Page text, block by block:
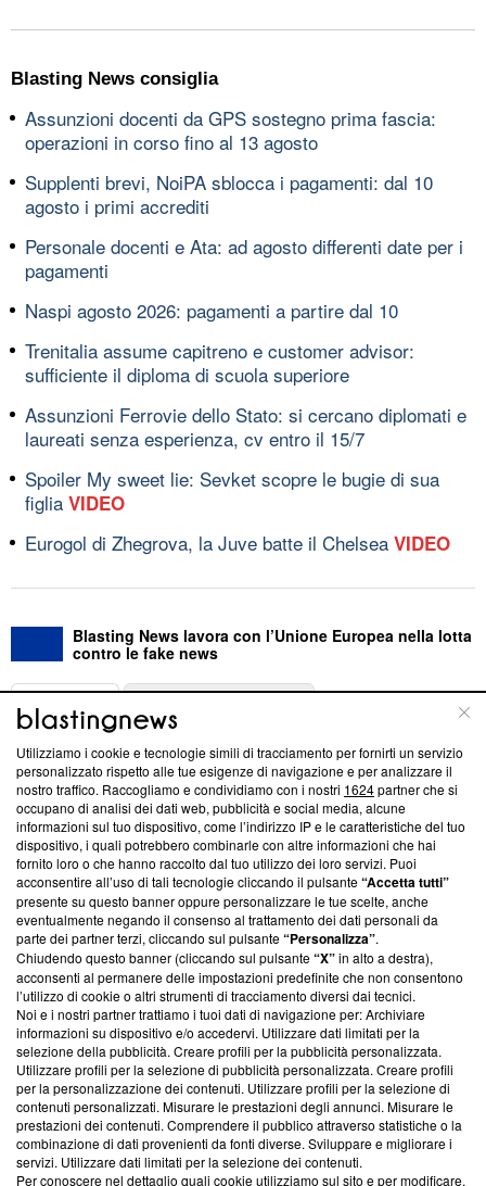
Blasting News consiglia
Assunzioni docenti da GPS sostegno prima fascia:
operazioni in corso fino al 13 agosto
Supplenti brevi, NoiPA sblocca i pagamenti: dal 10
agosto i primi accrediti
Personale docenti e Ata: ad agosto differenti date per i
pagamenti
Naspi agosto 2026: pagamenti a partire dal 10
Trenitalia assume capitreno e customer advisor:
sufficiente il diploma di scuola superiore
Assunzioni Ferrovie dello Stato: si cercano diplomati e
laureati senza esperienza, cv entro il 15/7
Spoiler My sweet lie: Sevket scopre le bugie di sua
figlia VIDEO
Eurogol di Zhegrova, la Juve batte il Chelsea VIDEO
Blasting News lavora con l’Unione Europea nella lotta
contro le fake news
ABOUT
Questa sezione offre informazioni trasparenti su Blasting
News, sui nostri processi editoriali e su come ci impegniamo a
creare news di qualità. Inoltre, afferma la nostra aderenza a
‘Trust Project - News with Integrity’Blasting News non è
ancora membro del programma, ma ha richiesto di farne
parte; Trust Project non ha ancora effettuato una verifica di
conformità agli standard.
Su di noi
Team editoriale
Corporate
Redazione
Informativa Privacy
Cookie Policy
Blasting SA, IDI CHE-247.845.224, Via Carlo Frasca, 3 - 6900
Utilizziamo i cookie e tecnologie simili di tracciamento per fornirti un servizio
personalizzato rispetto alle tue esigenze di navigazione e per analizzare il
nostro traffico. Raccogliamo e condividiamo con i nostri 1624partner che si
occupano di analisi dei dati web, pubblicità e social media, alcune
informazioni sul tuo dispositivo, come l’indirizzo IP e le caratteristiche del tuo
dispositivo, i quali potrebbero combinarle con altre informazioni che hai
fornito loro o che hanno raccolto dal tuo utilizzo dei loro servizi. Puoi
acconsentire all’uso di tali tecnologie cliccando il pulsante“Accetta tutti”
presente su questo banner oppure personalizzare le tue scelte, anche
eventualmente negando il consenso al trattamento dei dati personali da
parte dei partner terzi, cliccando sul pulsante“Personalizza”.
Chiudendo questo banner (cliccando sul pulsante“X”in alto a destra),
acconsenti al permanere delle impostazioni predefinite che non consentono
l’utilizzo di cookie o altri strumenti di tracciamento diversi dai tecnici.
Noi e i nostri partner trattiamo i tuoi dati di navigazione per: Archiviare
informazioni su dispositivo e/o accedervi. Utilizzare dati limitati per la
selezione della pubblicità. Creare profili per la pubblicità personalizzata.
Utilizzare profili per la selezione di pubblicità personalizzata. Creare profili
per la personalizzazione dei contenuti. Utilizzare profili per la selezione di
contenuti personalizzati. Misurare le prestazioni degli annunci. Misurare le
prestazioni dei contenuti. Comprendere il pubblico attraverso statistiche o la
combinazione di dati provenienti da fonti diverse. Sviluppare e migliorare i
servizi. Utilizzare dati limitati per la selezione dei contenuti.
Per conoscere nel dettaglio quali cookie utilizziamo sul sito e per modificare,